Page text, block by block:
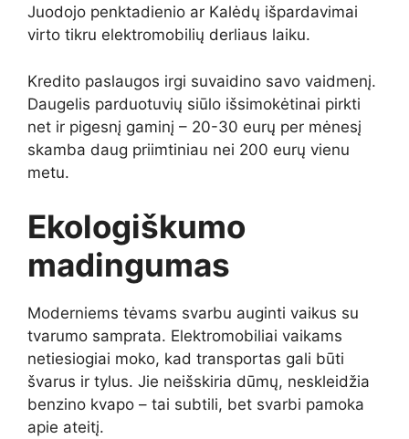
Juodojo penktadienio ar Kalėdų išpardavimai
virto tikru elektromobilių derliaus laiku.
Kredito paslaugos irgi suvaidino savo vaidmenį.
Daugelis parduotuvių siūlo išsimokėtinai pirkti
net ir pigesnį gaminį – 20-30 eurų per mėnesį
skamba daug priimtiniau nei 200 eurų vienu
metu.
Ekologiškumo
madingumas
Moderniems tėvams svarbu auginti vaikus su
tvarumo samprata. Elektromobiliai vaikams
netiesiogiai moko, kad transportas gali būti
švarus ir tylus. Jie neišskiria dūmų, neskleidžia
benzino kvapo – tai subtili, bet svarbi pamoka
apie ateitį.